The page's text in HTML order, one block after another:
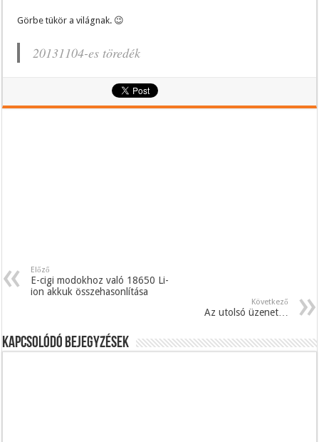
Görbe tükör a világnak. 😉
20131104-es töredék
Előző
E-cigi modokhoz való 18650 Li-
ion akkuk összehasonlítása
Következő
Az utolsó üzenet…
Kapcsolódó bejegyzések